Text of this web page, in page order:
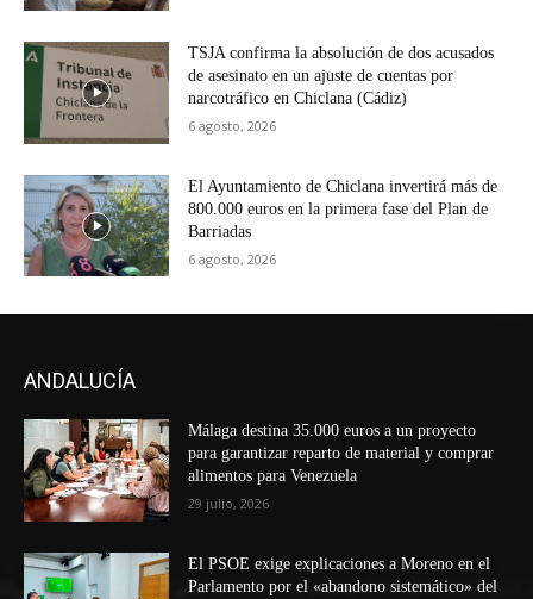
TSJA confirma la absolución de dos acusados
de asesinato en un ajuste de cuentas por
narcotráfico en Chiclana (Cádiz)
6 agosto, 2026
El Ayuntamiento de Chiclana invertirá más de
800.000 euros en la primera fase del Plan de
Barriadas
6 agosto, 2026
ANDALUCÍA
Málaga destina 35.000 euros a un proyecto
para garantizar reparto de material y comprar
alimentos para Venezuela
29 julio, 2026
El PSOE exige explicaciones a Moreno en el
Parlamento por el «abandono sistemático» del